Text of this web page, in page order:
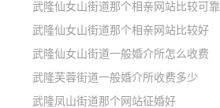
武隆仙女山街道那个相亲网站比较可靠
武隆仙女山街道那个相亲网站比较好
武隆仙女山街道一般婚介所怎么收费
武隆芙蓉街道一般婚介所收费多少
武隆凤山街道那个网站征婚好